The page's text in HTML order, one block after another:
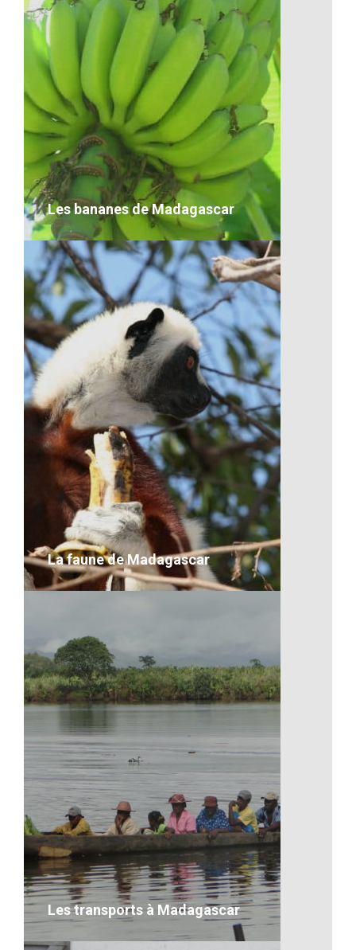
Une école malgache
VOIR LE DÉTAIL
Les bananes de Madagascar
Les bananes de Madagascar
VOIR LE DÉTAIL
La faune de Madagascar
La faune de Madagascar
VOIR LE DÉTAIL
Les transports à Madagascar